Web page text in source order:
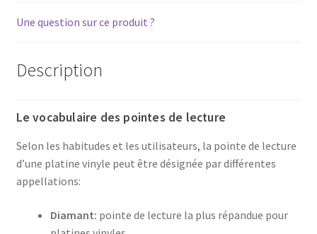
Une question sur ce produit ?
Description
Le vocabulaire des pointes de lecture
Selon les habitudes et les utilisateurs, la pointe de lecture
d’une platine vinyle peut être désignée par différentes
appellations:
Diamant: pointe de lecture la plus répandue pour